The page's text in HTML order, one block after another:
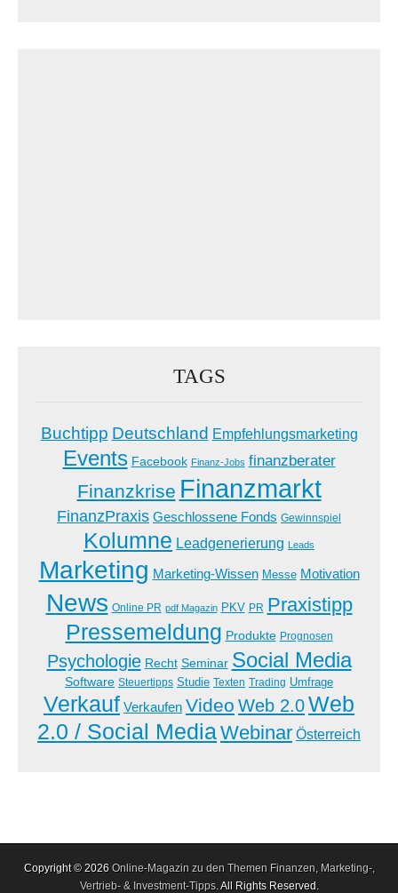
TAGS
Buchtipp Deutschland Empfehlungsmarketing
Events Facebook Finanz-Jobs finanzberater
Finanzkrise Finanzmarkt
FinanzPraxis Geschlossene Fonds Gewinnspiel
Kolumne Leadgenerierung Leads
Marketing Marketing-Wissen Messe Motivation
News Online PR pdf Magazin PKV PR Praxistipp
Pressemeldung Produkte Prognosen
Psychologie Recht Seminar Social Media
Software Steuertipps Studie Texten Trading Umfrage
Verkauf Verkaufen Video Web 2.0Web
2.0 / Social MediaWebinar Österreich
Copyright © 2026 Online-Magazin zu den Themen Finanzen, Marketing-,
Vertrieb- & Investment-Tipps. All Rights Reserved.